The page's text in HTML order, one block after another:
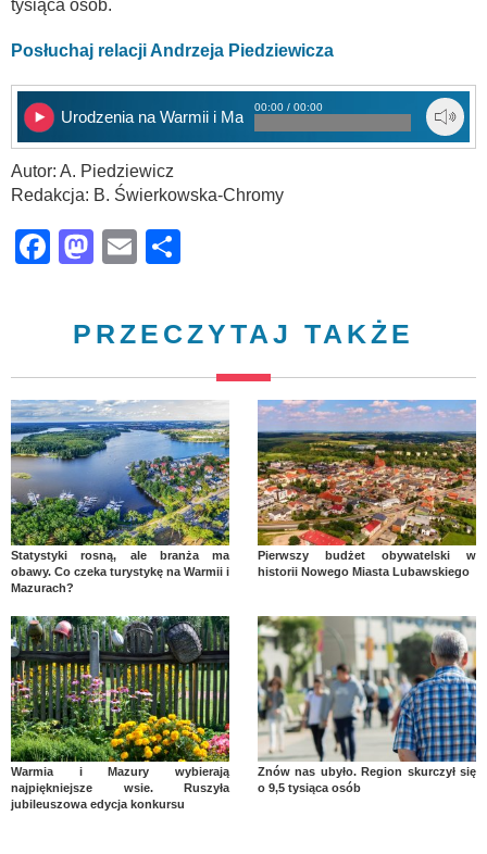
tysiąca osób.
Posłuchaj relacji Andrzeja Piedziewicza
Urodzenia na Warmii i Mazurach
00:00 / 00:00
Autor: A. Piedziewicz
Redakcja: B. Świerkowska-Chromy
Facebook
Mastodon
Email
PRZECZYTAJ TAKŻE
Statystyki rosną, ale branża ma
obawy. Co czeka turystykę na Warmii i
Mazurach?
Pierwszy budżet obywatelski w
historii Nowego Miasta Lubawskiego
Warmia i Mazury wybierają
najpiękniejsze wsie. Ruszyła
jubileuszowa edycja konkursu
Znów nas ubyło. Region skurczył się
o 9,5 tysiąca osób